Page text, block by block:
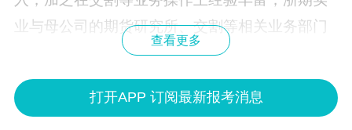
业与母公司的期货研究所、交割等相关业务部门
的交流和信息反馈，会进一步提高母公司服务客
户的水平，实现公司与母公司业务协同发展。
“当由期货公司业务单元开发的、参与期货市
查看更多
打开APP 订阅最新报考消息